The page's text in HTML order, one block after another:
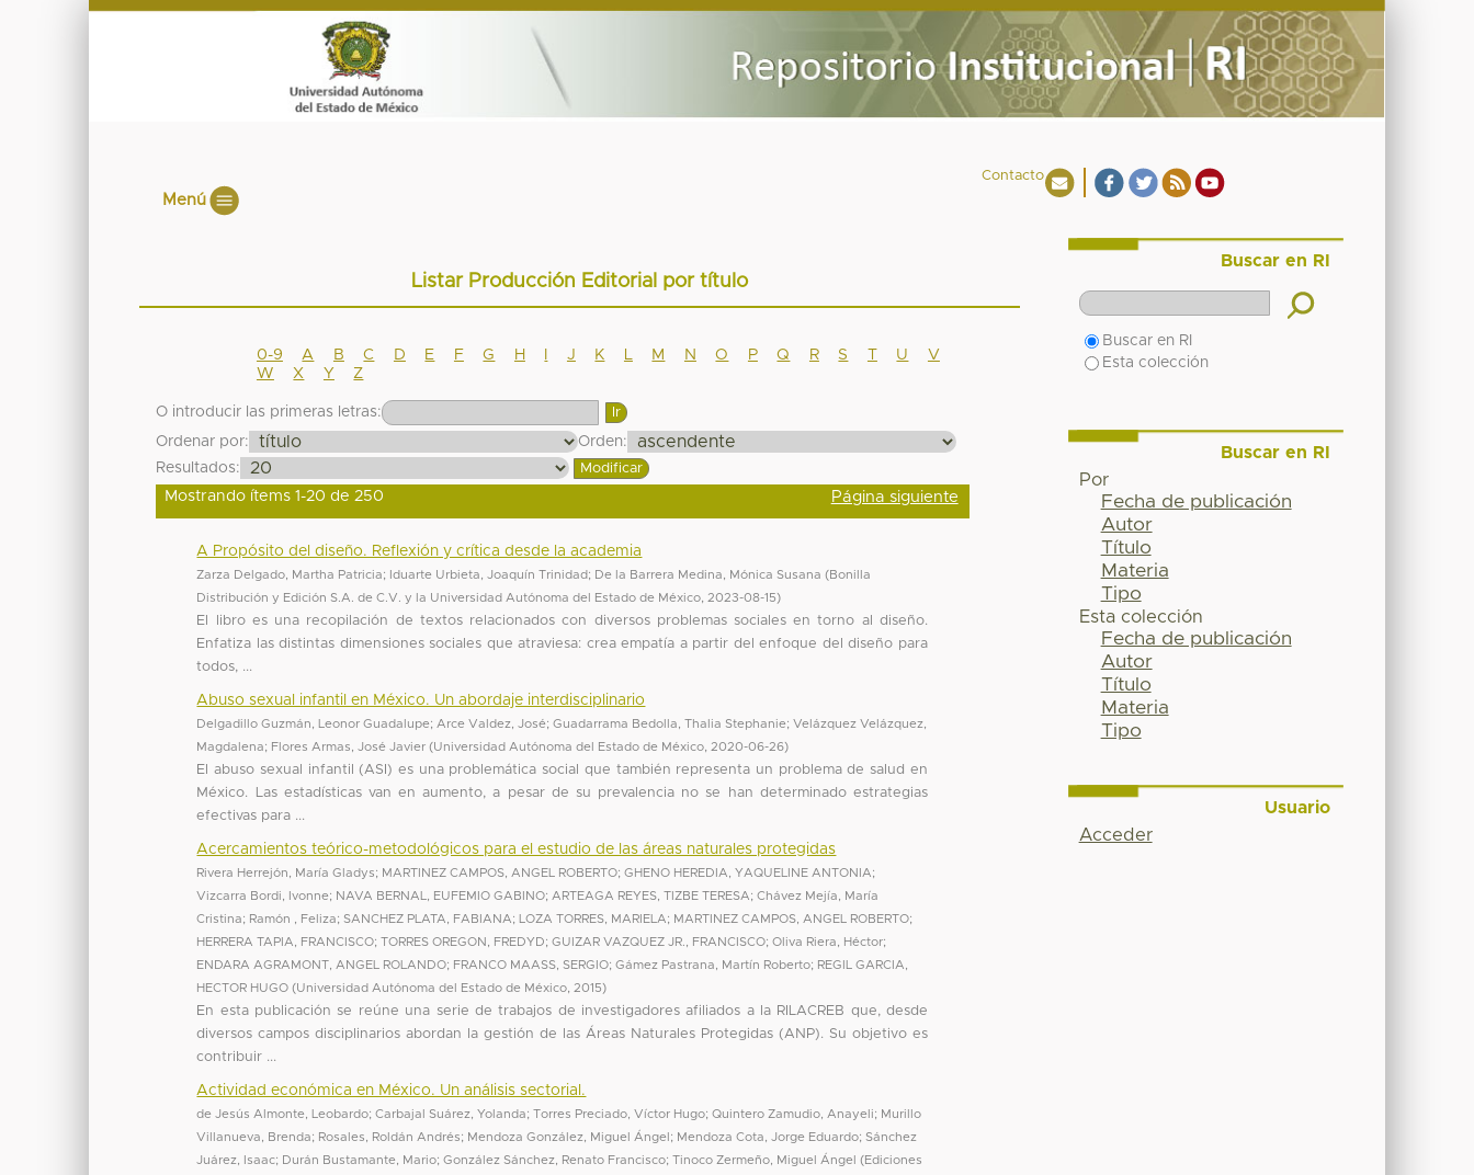
Contacto
Menú
Listar Producción Editorial por título
0-9 A B C D E F G H J K M N O P Q R S T U
V
W
X Y Z
O introducir las primeras letras:
Ordenar por:
Orden:
Resultados:
Mostrando ítems 1-20 de 250
Página siguiente
A Propósito del diseño. Reflexión y crítica desde la academia
Zarza Delgado, Martha Patricia; Iduarte Urbieta, Joaquín Trinidad; De la Barrera Medina, Mónica Susana (Bonilla
Distribución y Edición S.A. de C.V. y la Universidad Autónoma del Estado de México
2023-08-15)
El libro es una recopilación de textos relacionados con diversos problemas sociales en torno al diseño.
Enfatiza las distintas dimensiones sociales que atraviesa: crea empatía a partir del enfoque del diseño para
todos, ...
Abuso sexual infantil en México. Un abordaje interdisciplinario
Delgadillo Guzmán, Leonor Guadalupe; Arce Valdez, José;Guadarrama Bedolla, Thalia Stephanie;Velázquez Velázquez,
Magdalena; Flores Armas, José Javier (Universidad Autónoma del Estado de México 2020-06-26)
El abuso sexual infantil (ASI) es una problemática social que también representa un problema de salud en
México. Las estadísticas van en aumento, a pesar de su prevalencia no se han determinado estrategias
efectivas para ...
Acercamientos teórico-metodológicos para el estudio de las áreas naturales protegidas
Rivera Herrejón, María Gladys; MARTINEZ CAMPOS, ANGEL ROBERTO;GHENO HEREDIA, YAQUELINE ANTONIA;
Vizcarra Bordi, Ivonne; NAVA BERNAL, EUFEMIO GABINO; ARTEAGA REYES, TIZBE TERESA;Chávez Mejía, María
Cristina; Ramón , Feliza;SANCHEZ PLATA, FABIANA; LOZA TORRES, MARIELA; MARTINEZ CAMPOS, ANGEL ROBERTO;
HERRERA TAPIA, FRANCISCO;TORRES OREGON, FREDYD;GUIZAR VAZQUEZ JR., FRANCISCO;Oliva Riera, Héctor;
ENDARA AGRAMONT, ANGEL ROLANDO; FRANCO MAASS, SERGIO;Gámez Pastrana, Martín Roberto; REGIL GARCIA,
HECTOR HUGO (Universidad Autónoma del Estado de México 2015)
En esta publicación se reúne una serie de trabajos de investigadores afiliados a la RILACREB que, desde
diversos campos disciplinarios abordan la gestión de las Áreas Naturales Protegidas (ANP). Su objetivo es
contribuir ...
Actividad económica en México. Un análisis sectorial.
de Jesús Almonte, Leobardo;Carbajal Suárez, Yolanda;Torres Preciado, Víctor Hugo;Quintero Zamudio, Anayeli; Murillo
Villanueva, Brenda; Rosales, Roldán Andrés; Mendoza González, Miguel Ángel ; Mendoza Cota, Jorge Eduardo;Sánchez
Juárez, Isaac; Durán Bustamante, Mario;González Sánchez, Renato Francisco;Tinoco Zermeño, Miguel Ángel (Ediciones
Buscar en RI
Buscar en RI
Esta colección
Buscar en RI
Por
Fecha de publicación
Autor
Título
Materia
Tipo
Esta colección
Fecha de publicación
Autor
Título
Materia
Tipo
Usuario
Acceder